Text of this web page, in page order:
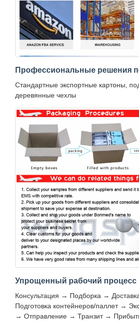
Профессиональные решения
Стандартные экспортные картоны,
деревянные чехлы
Упрощенный рабочий процесс
Консультация → Подборка →
Подготовка контейнеров/паллет →
→ Отправление → Транзит →